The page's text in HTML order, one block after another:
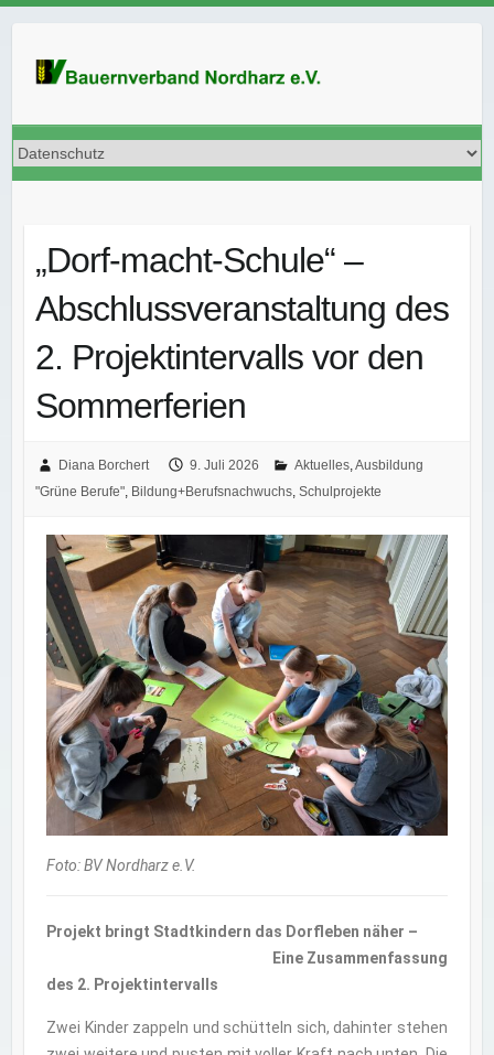
„Dorf-macht-Schule“ –
Abschlussveranstaltung des
2. Projektintervalls vor den
Sommerferien
Diana Borchert 9. Juli 2026 Aktuelles,Ausbildung
"Grüne Berufe", Bildung+Berufsnachwuchs, Schulprojekte
Foto: BV Nordharz e.V.
Projekt bringt Stadtkindern das Dorfleben näher –
Eine Zusammenfassung
des 2. Projektintervalls
Zwei Kinder zappeln und schütteln sich, dahinter stehen